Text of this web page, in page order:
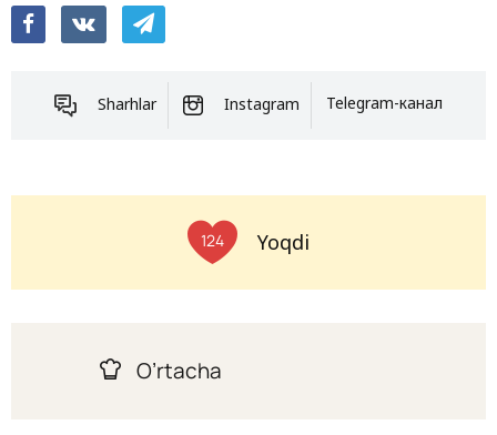
Sharhlar Instagram Telegram-канал
124 Yoqdi
O’rtacha